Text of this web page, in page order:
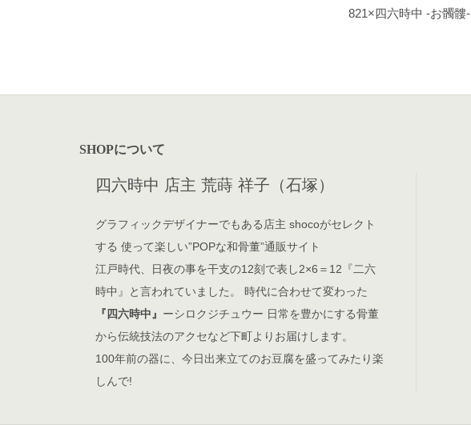
821×四六時中 -お髑髏-
SHOPについて
四六時中 店主 荒蒔 祥子（石塚）
グラフィックデザイナーでもある店主 shocoがセレクト
する 使って楽しい”POPな和骨董”通販サイト
江戸時代、日夜の事を干支の12刻で表し2×6＝12『二六
時中』と言われていました。 時代に合わせて変わった
『四六時中』 ーシロクジチュウー 日常を豊かにする骨董
から伝統技法のアクセなど下町よりお届けします。
100年前の器に、今日出来立てのお豆腐を盛ってみたり楽
しんで!